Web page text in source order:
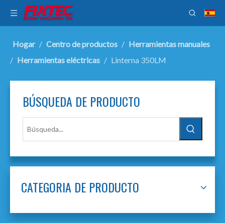
Hogar / Centro de productos / Herramientas manuales
/ Herramientas eléctricas / Linterna 350LM
BÚSQUEDA DE PRODUCTO
CATEGORIA DE PRODUCTO